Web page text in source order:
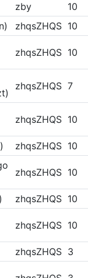
zby 10
zhqsZHQS 10
zhqsZHQS 10
zhqsZHQS 7
zhqsZHQS 10
zhqsZHQS 10
zhqsZHQS 10
zhqsZHQS 10
zhqsZHQS 10
zhqsZHQS 3